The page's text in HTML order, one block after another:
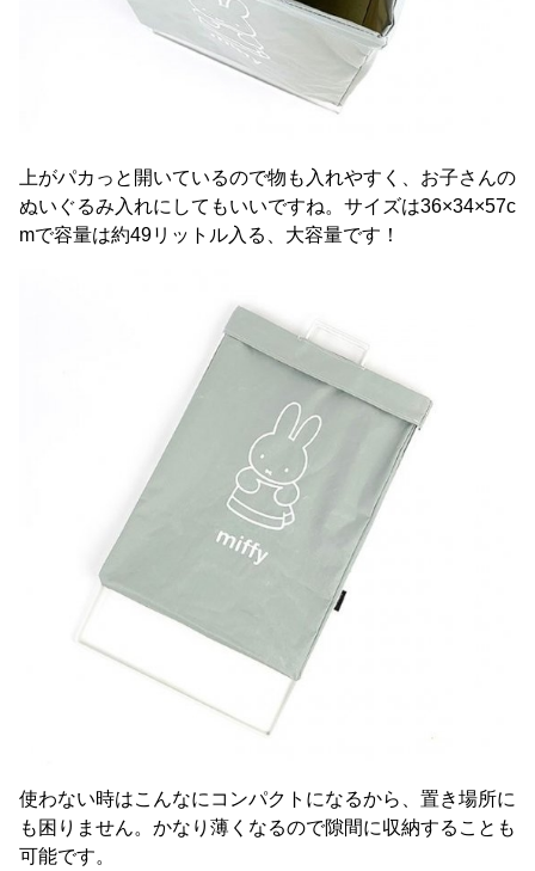
上がパカっと開いているので物も入れやすく、お子さんの
ぬいぐるみ入れにしてもいいですね。サイズは36×34×57c
mで容量は約49リットル入る、大容量です！
使わない時はこんなにコンパクトになるから、置き場所に
も困りません。かなり薄くなるので隙間に収納することも
可能です。